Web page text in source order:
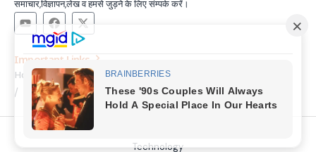
समाचार,विज्ञापन,लेख व हमसे जुड़ने के लिए संम्पर्क करें।
Important Links
Home Latest News Contact
Privacy Policy
Terms and Condition Join Us
© Copyright 2025, All Rights Reserved |
Technology